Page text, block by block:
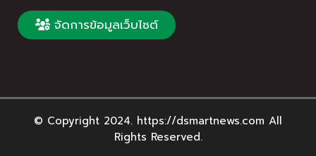
จัดการข้อมูลเว็บไซต์
© Copyright 2024. https://dsmartnews.com All
Rights Reserved.